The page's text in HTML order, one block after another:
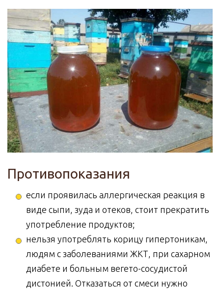
Противопоказания
если проявилась аллергическая реакция в
виде сыпи, зуда и отеков, стоит прекратить
употребление продуктов;
нельзя употреблять корицу гипертоникам,
людям с заболеваниями ЖКТ, при сахарном
диабете и больным вегето-сосудистой
дистонией. Отказаться от смеси нужно